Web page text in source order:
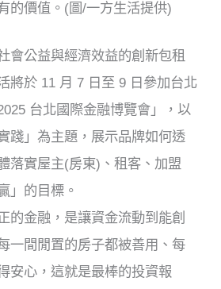
的價值。(圖/一方生活提供)
會公益與經濟效益的創新包租
將於 11 月 7 日至 9 日參加台北
台北國際金融博覽會」，以
踐」為主題，展示品牌如何透
落實屋主(房東)、租客、加盟
」的目標。
的金融，是讓資金流動到能創
一間閒置的房子都被善用、每
安心，這就是最棒的投資報